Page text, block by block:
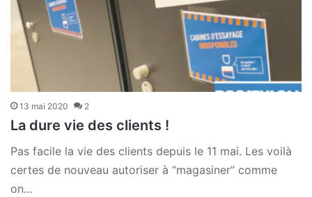
13 mai 2020 2
La dure vie des clients !
Pas facile la vie des clients depuis le 11 mai. Les voilà
certes de nouveau autoriser à “magasiner” comme
on…